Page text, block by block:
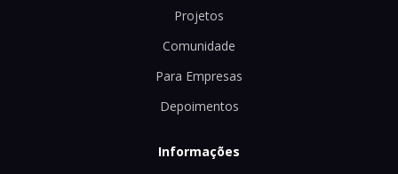
Projetos
Comunidade
Para Empresas
Depoimentos
Informações